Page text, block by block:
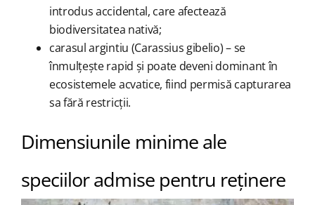
introdus accidental, care afectează
biodiversitatea nativă;
carasul argintiu (Carassius gibelio) – se
înmulțește rapid și poate deveni dominant în
ecosistemele acvatice, fiind permisă capturarea
sa fără restricții.
Dimensiunile minime ale
speciilor admise pentru reținere